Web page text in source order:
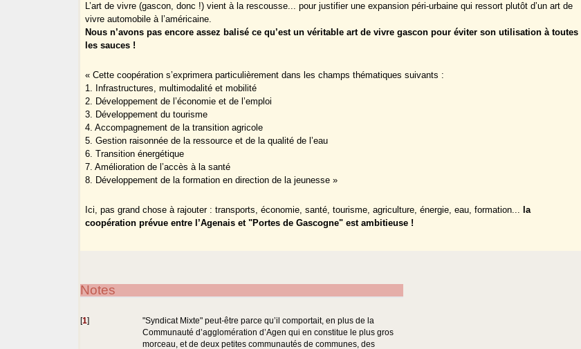
L’art de vivre (gascon, donc !) vient à la rescousse... pour justifier une expansion péri-urbaine qui ressort plutôt d’un art de
vivre automobile à l’américaine.
Nous n’avons pas encore assez balisé ce qu’est un véritable art de vivre gascon pour éviter son utilisation à toutes
les sauces !
« Cette coopération s’exprimera particulièrement dans les champs thématiques suivants :
1. Infrastructures, multimodalité et mobilité
2. Développement de l’économie et de l’emploi
3. Développement du tourisme
4. Accompagnement de la transition agricole
5. Gestion raisonnée de la ressource et de la qualité de l’eau
6. Transition énergétique
7. Amélioration de l’accès à la santé
8. Développement de la formation en direction de la jeunesse »
Ici, pas grand chose à rajouter : transports, économie, santé, tourisme, agriculture, énergie, eau, formation... la
coopération prévue entre l’Agenais et "Portes de Gascogne" est ambitieuse !
Notes
[1]
"Syndicat Mixte" peut-être parce qu’il comportait, en plus de la
Communauté d’agglomération d’Agen qui en constitue le plus gros
morceau, et de deux petites communautés de communes, des